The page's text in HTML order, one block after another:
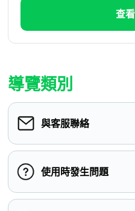
查
導覽類別
與客服聯絡
使用時發生問題